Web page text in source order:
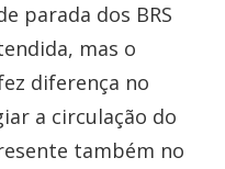
parada dos BRS
mas o
diferença no
a circulação do
também no